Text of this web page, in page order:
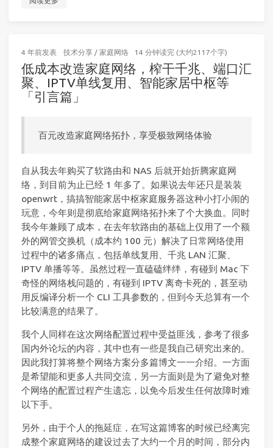
4 年前发表 技术分享/ 家庭网络 14 分钟读完 (大约2117个字)
低成本改造家庭网络，榨干千兆、端口汇
聚、IPTV单线复用、智能家居中枢等
「引言篇」
百元改造家庭网络拓扑，享受极致网络体验
自从我去年购买了软路由和 NAS 后就开始折腾家庭网
络，到目前为止已经 1 年多了。如果说去年还只是装装
openwrt，搞搞智能家居中枢家庭服务器这种小打小闹的
玩意，今年则是彻底给家庭网络拓扑来了个大换血。同时
我今年兼顾了成本，在去年软路由的基础上仅用了一个额
外的网管交换机（成本约 100 元）解决了日常网络使用
过程中的诸多痛点，包括单线复用、千兆 LAN 汇聚、
IPTV 单播等等。虽然过程一直磕磕绊绊，有碰到 Mac 下
奇怪的网络栈问题的，有碰到 IPTV 离奇卡死的，甚至动
用反编译分析一个 CLI 工具参数的，但到今天总算有一个
比较满意的结果了。
我个人同样在这次网络配置过程中受益匪浅，参考了很多
国内外论坛的内容，其中也有一些是我自己研究出来的。
因此我打算将整个网络方案分多篇博文一一介绍。一方面
是希望能和更多人共同交流，另一方面则是为了避免对整
个网络的配置过程产生遗忘，以免今后发生任何故障时难
以下手。
另外，由于个人的拖延症，在写这篇博客的时候已经离完
成整个家庭网络的建设过去了大约一个月的时间，部分内